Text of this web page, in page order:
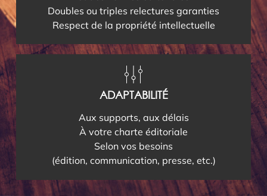
Doubles ou triples relectures garanties
Respect de la propriété intellectuelle
ADAPTABILITÉ
Aux supports, aux délais
À votre charte éditoriale
Selon vos besoins
(édition, communication, presse, etc.)